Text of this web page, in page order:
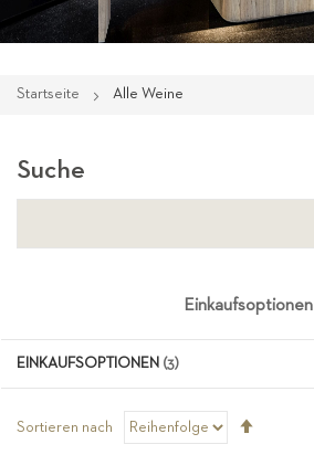
Startseite Alle Weine
Sortieren nach
Suche
Einkaufsoptionen
EINKAUFSOPTIONEN